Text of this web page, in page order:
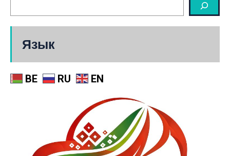
Язык
BE RU EN